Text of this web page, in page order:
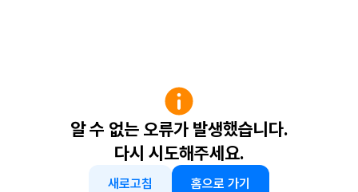
알 수 없는 오류가 발생했습니다.
다시 시도해주세요.
새로고침 홈으로 가기